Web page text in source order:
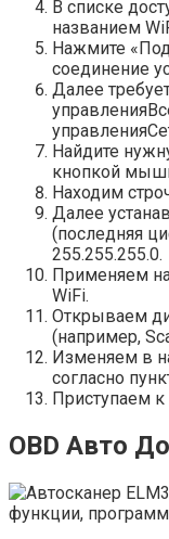
В списке
названием
Нажмите
соединение
Далее
Найдите
кнопкой
Находим
Далее
(последняя
255.255.255.0.
Применяем
WiFi.
Открываем
(например,
Изменяем в
согласно
Приступаем к
OBD Авто